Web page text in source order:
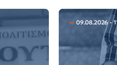
09.08.2026 -